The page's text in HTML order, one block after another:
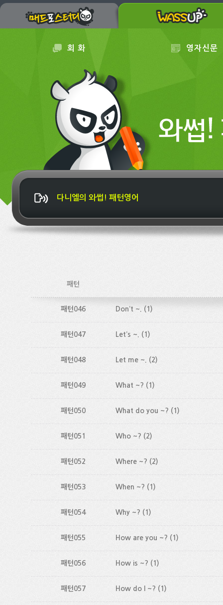
회 화 영자신문
다니엘의 와썹! 패턴영어
패턴
패턴046 Don’t ~. (1)
패턴047 Let’s ~. (1)
패턴048 Let me ~. (2)
패턴049 What ~? (1)
패턴050 What do you ~? (1)
패턴051 Who ~? (2)
패턴052 Where ~? (2)
패턴053 When ~? (1)
패턴054 Why ~? (1)
패턴055 How are you ~? (1)
패턴056 How is ~? (1)
패턴057 How do I ~? (1)